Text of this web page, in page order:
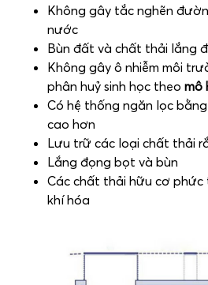
Không gây tắc nghẽn
nước
Bùn đất và chất thải lắng
Không gây ô nhiễm môi
phân huỷ sinh học theo mô
Có hệ thống ngăn lọc bằng
cao hơn
Lưu trữ các loại chất thải
Lắng đọng bọt và bùn
Các chất thải hữu cơ
khí hóa